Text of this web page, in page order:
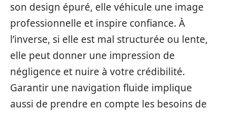
son design épuré, elle véhicule une image
professionnelle et inspire confiance. À
l’inverse, si elle est mal structurée ou lente,
elle peut donner une impression de
négligence et nuire à votre crédibilité.
Garantir une navigation fluide implique
aussi de prendre en compte les besoins de